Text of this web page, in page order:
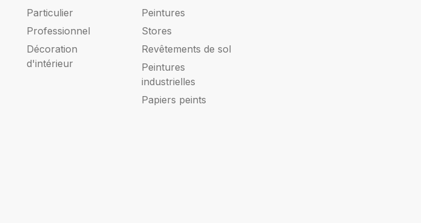
Particulier
Professionnel
Décoration
d'intérieur
Peintures
Stores
Revêtements de sol
Peintures
industrielles
Papiers peints